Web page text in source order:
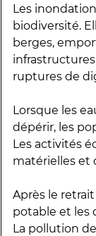
Les
biodiversité.
berges,
ruptures de
Lorsque les
dépérir, les
Les activités
matérielles et
Après le
potable et les
La pollution